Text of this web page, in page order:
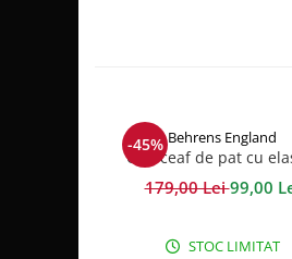
-45% Behrens England
Cearceaf de pat cu
200TC - Grey
179,00 Lei99,00
STOC LIMITAT